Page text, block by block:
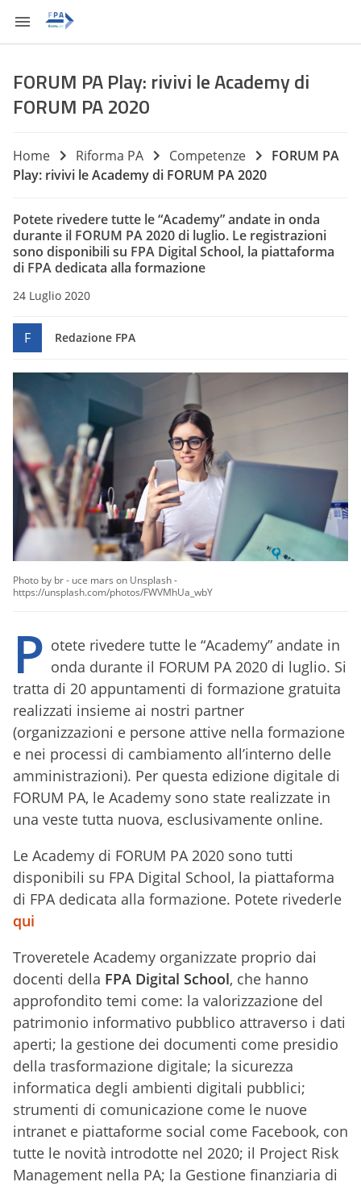
FORUM PA Play: rivivi le Academy di
FORUM PA 2020
Home Riforma PA Competenze
FORUM PA
Play: rivivi le Academy di FORUM PA 2020
Potete rivedere tutte le “Academy” andate in onda
durante il FORUM PA 2020 di luglio. Le registrazioni
sono disponibili su FPA Digital School, la piattaforma
di FPA dedicata alla formazione
24 Luglio 2020
F Redazione FPA
Photo by br - uce mars on Unsplash -
https://unsplash.com/photos/FWVMhUa_wbY
P otete rivedere tutte le “Academy” andate in
onda durante il FORUM PA 2020 di luglio. Si
tratta di 20 appuntamenti di formazione gratuita
realizzati insieme ai nostri partner
(organizzazioni e persone attive nella formazione
e nei processi di cambiamento all’interno delle
amministrazioni). Per questa edizione digitale di
FORUM PA, le Academy sono state realizzate in
una veste tutta nuova, esclusivamente online.
Le Academy di FORUM PA 2020 sono tutti
disponibili su FPA Digital School, la piattaforma
di FPA dedicata alla formazione. Potete rivederle
qui
Troveretele Academy organizzate proprio dai
docenti della FPA Digital School, che hanno
approfondito temi come: la valorizzazione del
patrimonio informativo pubblico attraverso i dati
aperti; la gestione dei documenti come presidio
della trasformazione digitale; la sicurezza
informatica degli ambienti digitali pubblici;
strumenti di comunicazione come le nuove
intranet e piattaforme social come Facebook, con
tutte le novità introdotte nel 2020; il Project Risk
Management nella PA; la Gestione finanziaria di